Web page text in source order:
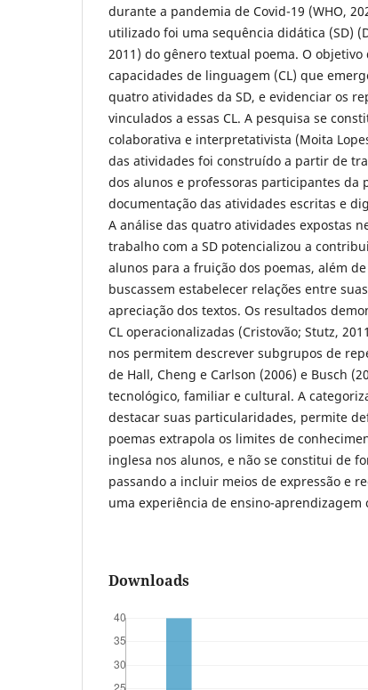
durante a pandemia de Covid-19 (WHO,
utilizado foi uma sequência didática (SD)
2011) do gênero textual poema. O
capacidades de linguagem (CL) que
quatro atividades da SD, e evidenciar os
vinculados a essas CL. A pesquisa se
colaborativa e interpretativista (Moita
das atividades foi construído a partir de
dos alunos e professoras participantes da
documentação das atividades escritas e
A análise das quatro atividades expostas
trabalho com a SD potencializou a
alunos para a fruição dos poemas, além
buscassem estabelecer relações entre
apreciação dos textos. Os resultados
CL operacionalizadas (Cristovão; Stutz,
nos permitem descrever subgrupos de
de Hall, Cheng e Carlson (2006) e Busch
tecnológico, familiar e cultural. A
destacar suas particularidades, permite
poemas extrapola os limites de
inglesa nos alunos, e não se constitui de
passando a incluir meios de expressão e
uma experiência de ensino-aprendizagem
Downloads